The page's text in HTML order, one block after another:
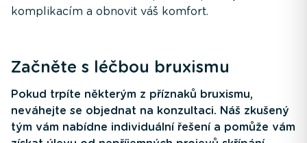
komplikacím a obnovit váš komfort.
Začněte s léčbou bruxismu
Pokud trpíte některým z příznaků bruxismu,
neváhejte se objednat na konzultaci. Náš zkušený
tým vám nabídne individuální řešení a pomůže vám